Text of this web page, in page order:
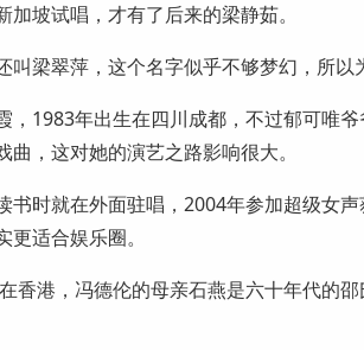
坡试唱，才有了后来的梁静茹。
叫梁翠萍，这个名字似乎不够梦幻，所以
，1983年出生在四川成都，不过郁可唯
，这对她的演艺之路影响很大。
书时就在外面驻唱，2004年参加超级女
适合娱乐圈。
香港，冯德伦的母亲石燕是六十年代的